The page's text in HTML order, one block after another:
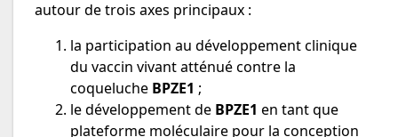
autour de trois axes principaux :
la participation au développement clinique
du vaccin vivant atténué contre la
coqueluche BPZE1 ;
le développement de BPZE1 en tant que
plateforme moléculaire pour la conception